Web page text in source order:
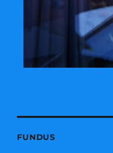
FUNDUS